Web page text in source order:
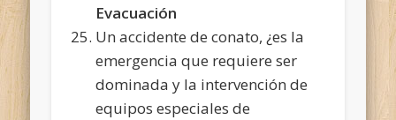
Evacuación
Un accidente de conato, ¿es la
emergencia que requiere ser
dominada y la intervención de
equipos especiales de